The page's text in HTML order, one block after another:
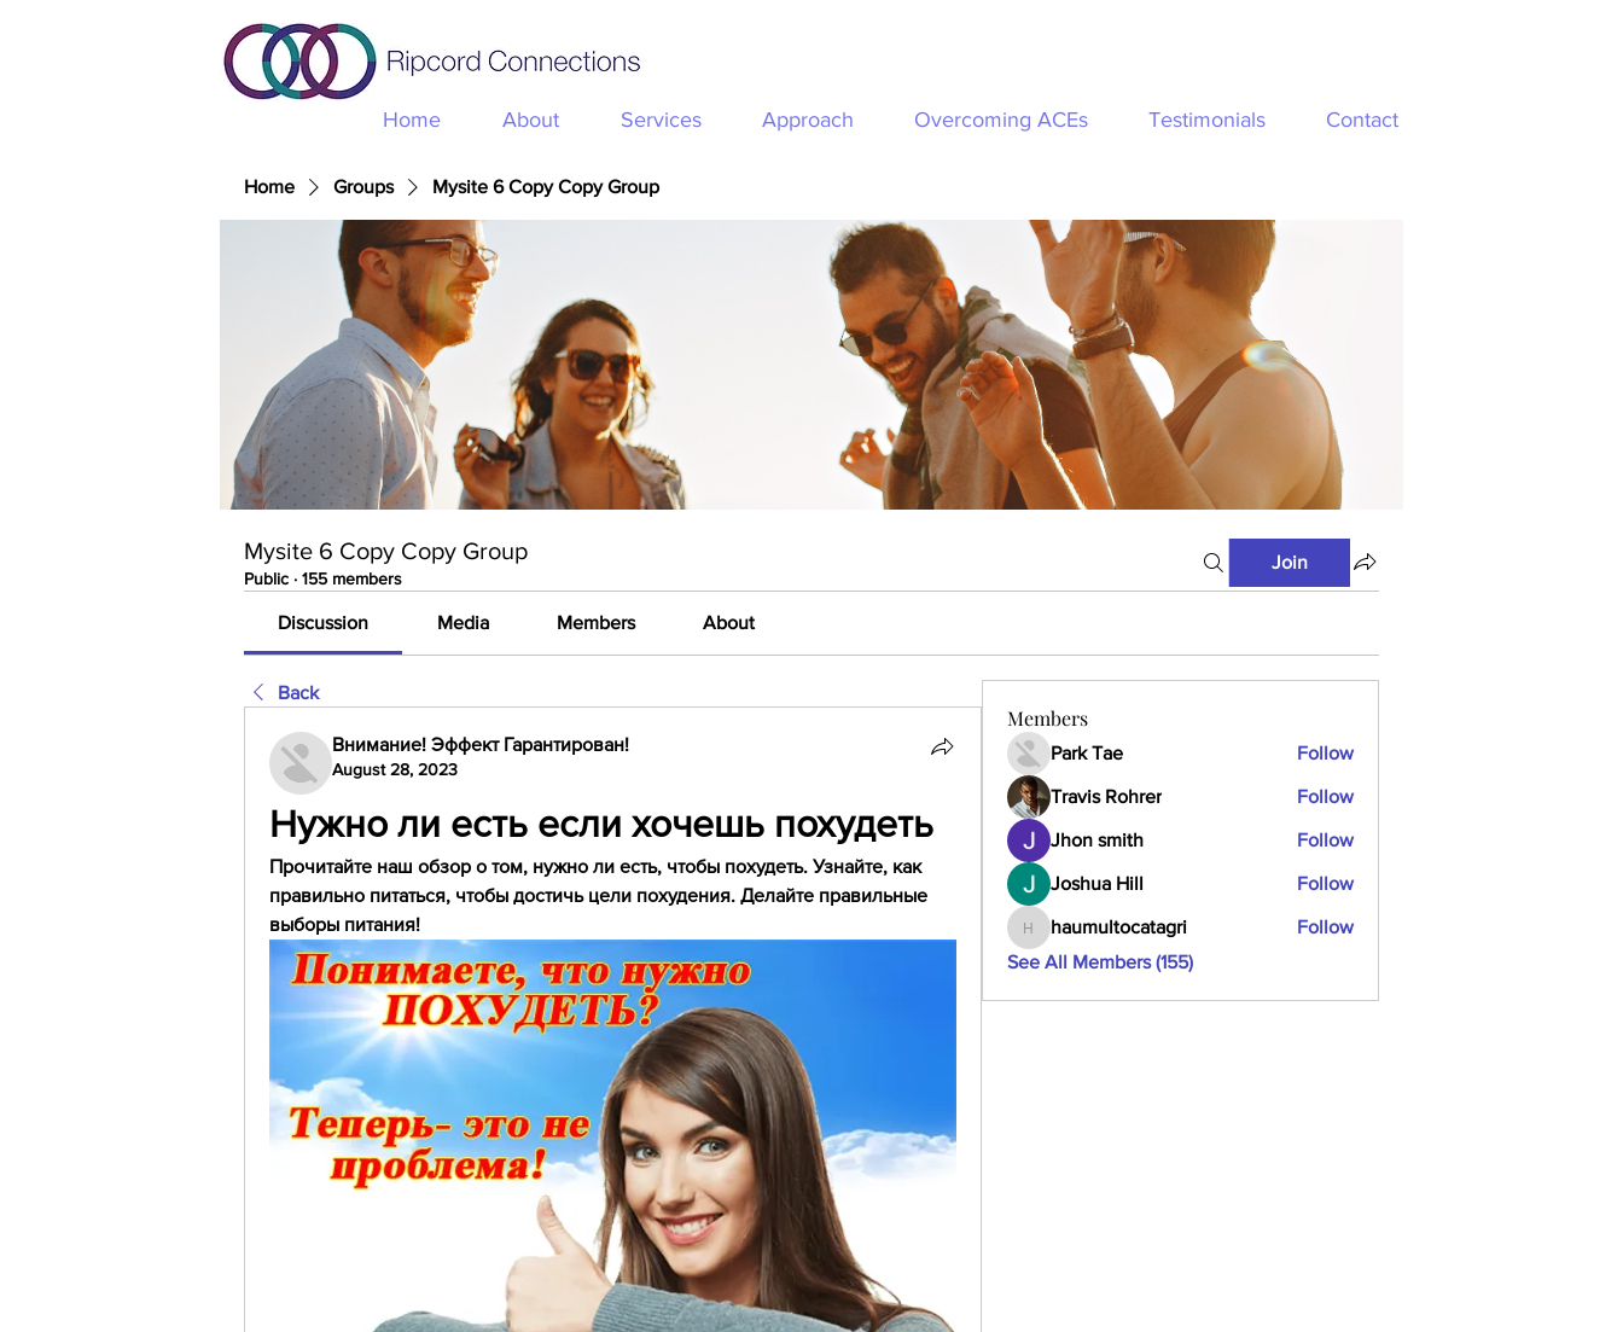
Home About Services Approach Overcoming ACEs Testimonials Contact
Home Groups Mysite 6 Copy Copy Group
Mysite 6 Copy Copy Group
Public · 155 members
Join
Discussion Media Members About
Back
Внимание! Эффект Гарантирован!
August 28, 2023
Нужно ли есть если хочешь похудеть
Прочитайте наш обзор о том, нужно ли есть, чтобы похудеть. Узнайте, как
правильно питаться, чтобы достичь цели похудения. Делайте правильные
выборы питания!
Members
Park Tae Follow
Travis Rohrer Follow
Jhon smith Follow
Joshua Hill Follow
haumultocatagri
haumultocatagri
Follow
See All Members (155)